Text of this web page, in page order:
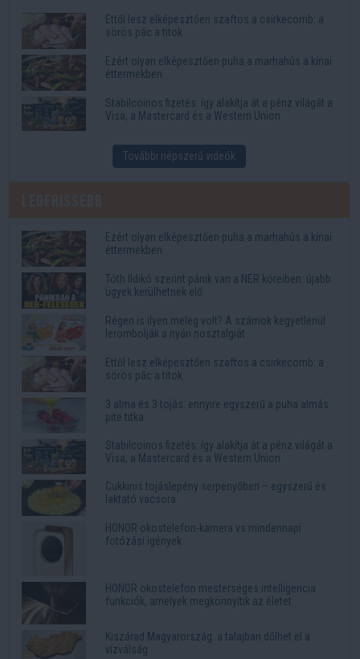
Ettől lesz elképesztően szaftos a csirkecomb: a
sörös pác a titok
Ezért olyan elképesztően puha a marhahús a kínai
éttermekben
Stabilcoinos fizetés: így alakítja át a pénz világát a
Visa, a Mastercard és a Western Union
További népszerű videók
Ezért olyan elképesztően puha a marhahús a kínai
éttermekben
Tóth Ildikó szerint pánik van a NER köreiben: újabb
ügyek kerülhetnek elő
Régen is ilyen meleg volt? A számok kegyetlenül
lerombolják a nyári nosztalgiát
Ettől lesz elképesztően szaftos a csirkecomb: a
sörös pác a titok
3 alma és 3 tojás: ennyire egyszerű a puha almás
pite titka
Stabilcoinos fizetés: így alakítja át a pénz világát a
Visa, a Mastercard és a Western Union
Cukkinis tojáslepény serpenyőben – egyszerű és
laktató vacsora
HONOR okostelefon-kamera vs mindennapi
fotózási igények
HONOR okostelefon mesterséges intelligencia
funkciók, amelyek megkönnyítik az életet
Kiszárad Magyarország: a talajban dőlhet el a
vízválság